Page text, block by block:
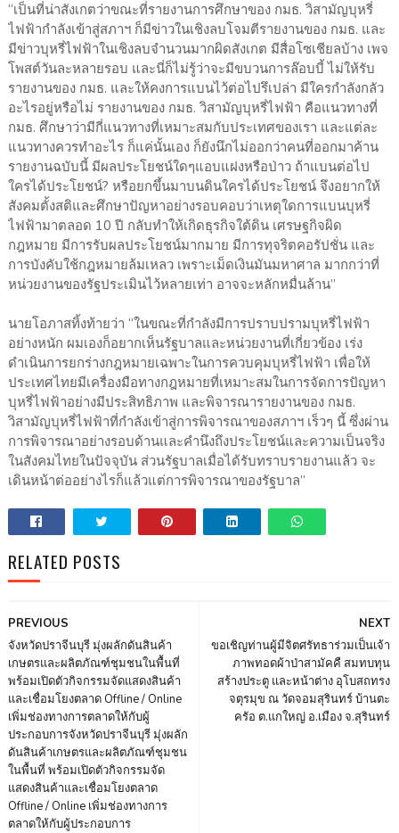
“เป็นที่น่าสังเกตว่าขณะที่รายงานการศึกษาของ กมธ. วิสามัญบุหรี่
ไฟฟ้ากำลังเข้าสู่สภาฯ ก็มีข่าวในเชิงลบโจมตีรายงานของ กมธ. และ
มีข่าวบุหรี่ไฟฟ้าในเชิงลบจำนวนมากผิดสังเกต มีสื่อโซเชียลบ้าง เพจ
โพสต์วันละหลายรอบ และนี่ก็ไม่รู้ว่าจะมีขบวนการล๊อบบี้ ไม่ให้รับ
รายงานของ กมธ. และให้คงการแบนไว้ต่อไปรึเปล่า มีใครกำลังกลัว
อะไรอยู่หรือไม่ รายงานของ กมธ. วิสามัญบุหรี่ไฟฟ้า คือแนวทางที่
กมธ. ศึกษาว่ามีกี่แนวทางที่เหมาะสมกับประเทศของเรา และแต่ละ
แนวทางควรทำอะไร ก็แค่นั้นเอง ก็ยังนึกไม่ออกว่าคนที่ออกมาค้าน
รายงานฉบับนี้ มีผลประโยชน์ใดๆแอบแฝงหรือป่าว ถ้าแบนต่อไป
ใครได้ประโยชน์? หรือยกขึ้นมาบนดินใครได้ประโยชน์ จึงอยากให้
สังคมตั้งสติและศึกษาปัญหาอย่างรอบคอบว่าเหตุใดการแบนบุหรี่
ไฟฟ้ามาตลอด 10 ปี กลับทำให้เกิดธุรกิจใต้ดิน เศรษฐกิจผิด
กฎหมาย มีการรับผลประโยชน์มากมาย มีการทุจริตคอรัปชั่น และ
การบังคับใช้กฎหมายล้มเหลว เพราะเม็ดเงินมันมหาศาล มากกว่าที่
หน่วยงานของรัฐประเมินไว้หลายเท่า อาจจะหลักหมื่นล้าน”
นายโอภาสทิ้งท้ายว่า “ในขณะที่กำลังมีการปราบปรามบุหรี่ไฟฟ้า
อย่างหนัก ผมเองก็อยากเห็นรัฐบาลและหน่วยงานที่เกี่ยวข้อง เร่ง
ดำเนินการยกร่างกฎหมายเฉพาะในการควบคุมบุหรี่ไฟฟ้า เพื่อให้
ประเทศไทยมีเครื่องมือทางกฎหมายที่เหมาะสมในการจัดการปัญหา
บุหรี่ไฟฟ้าอย่างมีประสิทธิภาพ และพิจารณารายงานของ กมธ.
วิสามัญบุหรี่ไฟฟ้าที่กำลังเข้าสู่การพิจารณาของสภาฯ เร็วๆ นี้ ซึ่งผ่าน
การพิจารณาอย่างรอบด้านและคำนึงถึงประโยชน์และความเป็นจริง
ในสังคมไทยในปัจจุบัน ส่วนรัฐบาลเมื่อได้รับทราบรายงานแล้ว จะ
เดินหน้าต่ออย่างไรก็แล้วแต่การพิจารณาของรัฐบาล”
RELATED POSTS
NEXT
ขอเชิญท่านผู้มีจิตศรัทธาร่วมเป็นเจ้า
ภาพทอดผ้าป่าสามัคคื สมทบทุน
สร้างประตู และหน้าต่าง อุโบสถทรง
จตุรมุข ณ วัดจอมสุรินทร์ บ้านตะ
ครัอ ต.แกใหญ่ อ.เมือง จ.สุรินทร์
PREVIOUS
จังหวัดปราจีนบุรี มุ่งผลักดันสินค้า
เกษตรและผลิตภัณฑ์ชุมชนในพื้นที่
พร้อมเปิดตัวกิจกรรมจัดแสดงสินค้า
และเชื่อมโยงตลาด Offline / Online
เพิ่มช่องทางการตลาดให้กับผู้
ประกอบการจังหวัดปราจีนบุรี มุ่งผลัก
ดันสินค้าเกษตรและผลิตภัณฑ์ชุมชน
ในพื้นที่ พร้อมเปิดตัวกิจกรรมจัด
แสดงสินค้าและเชื่อมโยงตลาด
Offline / Online เพิ่มช่องทางการ
ตลาดให้กับผู้ประกอบการ